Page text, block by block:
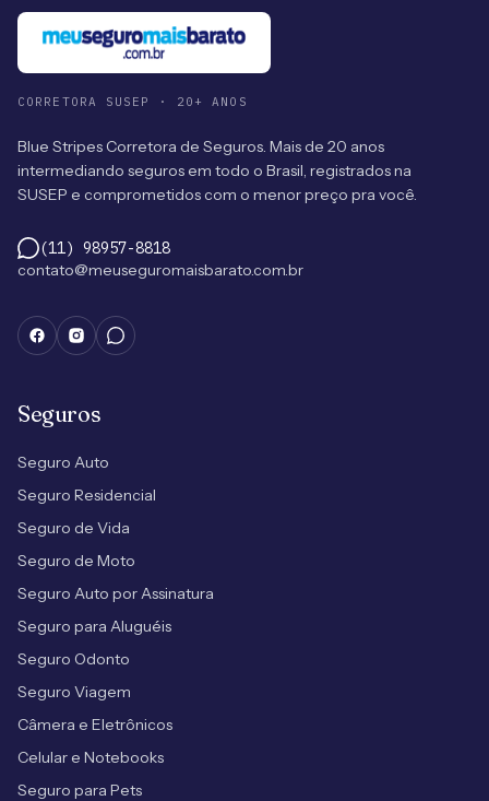
CORRETORA SUSEP · 20+ ANOS
Blue Stripes Corretora de Seguros. Mais de 20 anos
intermediando seguros em todo o Brasil, registrados na
SUSEP e comprometidos com o menor preço pra você.
(11) 98957-8818
contato@meuseguromaisbarato.com.br
Seguros
Seguro Auto
Seguro Residencial
Seguro de Vida
Seguro de Moto
Seguro Auto por Assinatura
Seguro para Aluguéis
Seguro Odonto
Seguro Viagem
Câmera e Eletrônicos
Celular e Notebooks
Seguro para Pets